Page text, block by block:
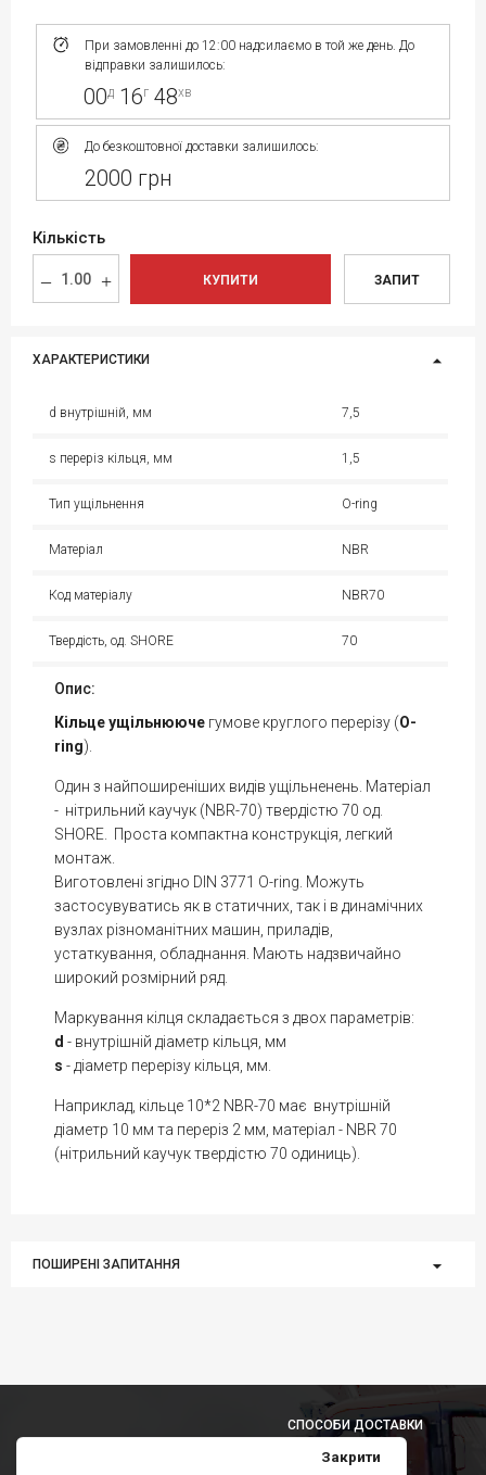
Закрити
При замовленні до 12:00 надсилаємо в той же день. До
відправки залишилось:
00д 16г 48хв
До безкоштовної доставки залишилось:
2000 грн
Кількість
КУПИТИ ЗАПИТ
ХАРАКТЕРИСТИКИ
d внутрішній, мм 7,5
s переріз кільця, мм 1,5
Тип ущільнення O-ring
Матеріал NBR
Код матеріалу NBR70
Твердість, од. SHORE 70
Опис:
Кільцеущільнююче гумове круглого перерізу (O-
ring).
Один з найпоширеніших видів ущільненень. Матеріал
- нітрильний каучук (NBR-70) твердістю 70 од.
SHORE. Проста компактна конструкція, легкий
монтаж.
Виготовлені згідно DIN 3771 O-ring. Можуть
застосувуватись як в статичних, так і в динамічних
вузлах різноманітних машин, приладів,
устаткування, обладнання. Мають надзвичайно
широкий розмірний ряд.
Маркування кілця складається з двох параметрів:
d - внутрішній діаметр кільця, мм
s - діаметр перерізу кільця, мм.
Наприклад, кільце 10*2 NBR-70 має внутрішній
діаметр 10 мм та переріз 2 мм, матеріал - NBR 70
(нітрильний каучук твердістю 70 одиниць).
ПОШИРЕНІ ЗАПИТАННЯ
СПОСОБИ ДОСТАВКИ